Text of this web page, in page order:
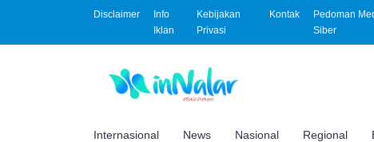
Disclaimer
Info
Iklan
Kebijakan
Privasi
Kontak
Pedoman
Siber
Internasional News Nasional Regional